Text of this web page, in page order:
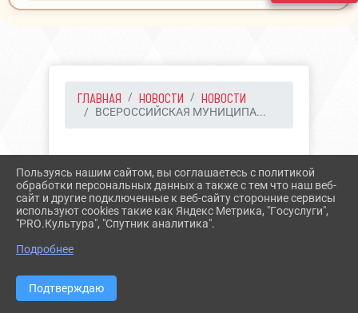
ГЛАВНАЯ НОВОСТИ НОВОСТИ
ВСЕРОССИЙСКАЯ МУНИЦИПА...
ВСЕРОССИЙСКАЯ
МУНИЦИПАЛЬНАЯ
ПРЕМИЯ "СЛУЖЕНИЕ"
Пользуясь нашим сайтом, вы соглашаетесь с политикой
обработки персональных данных а также с тем что наш веб-
сайт и другие подключенные к веб-сайту сторонние сервисы
используют cookies такие как Яндекс Метрика, "Госуслуги",
"PRO.Культура", "Спутник аналитика".
Подробнее
Подтверждаю